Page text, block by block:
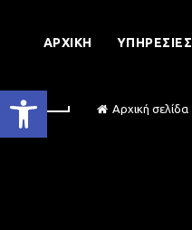
Ανοίξτε τη γραμμή εργαλείων
ΑΡΧΙΚΉ ΥΠΗΡΕΣΊΕΣ
Αρχική σελίδα